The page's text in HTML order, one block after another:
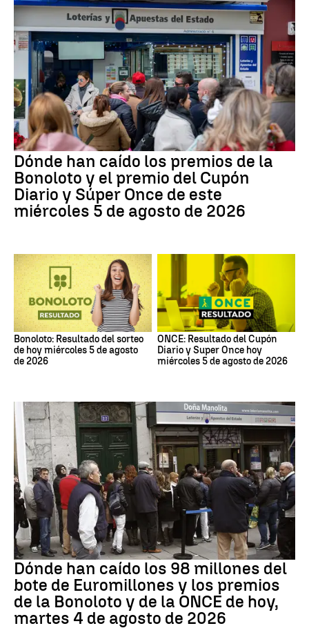
Dónde han caído los premios de la
Bonoloto y el premio del Cupón
Diario y Súper Once de este
miércoles 5 de agosto de 2026
Bonoloto: Resultado del sorteo
de hoy miércoles 5 de agosto
de 2026
ONCE: Resultado del Cupón
Diario y Super Once hoy
miércoles 5 de agosto de 2026
Loterías
Dónde han caído los 98 millones del
bote de Euromillones y los premios
de la Bonoloto y de la ONCE de hoy,
martes 4 de agosto de 2026